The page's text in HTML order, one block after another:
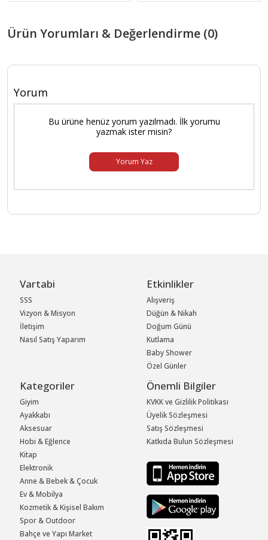
Ürün Yorumları & Değerlendirme (0)
Yorum
Bu ürüne henüz yorum yazılmadı. İlk yorumu
yazmak ister misin?
Yorum Yaz
Vartabi
SSS
Vizyon & Misyon
İletişim
Nasıl Satış Yaparım
Etkinlikler
Alışveriş
Düğün & Nikah
Doğum Günü
Kutlama
Baby Shower
Özel Günler
Kategoriler
Giyim
Ayakkabı
Aksesuar
Hobi & Eğlence
Kitap
Elektronik
Anne & Bebek & Çocuk
Ev & Mobilya
Kozmetik & Kişisel Bakım
Spor & Outdoor
Bahçe ve Yapı Market
Önemli Bilgiler
KVKK ve Gizlilik Politikası
Üyelik Sözleşmesi
Satış Sözleşmesi
Katkıda Bulun Sözleşmesi